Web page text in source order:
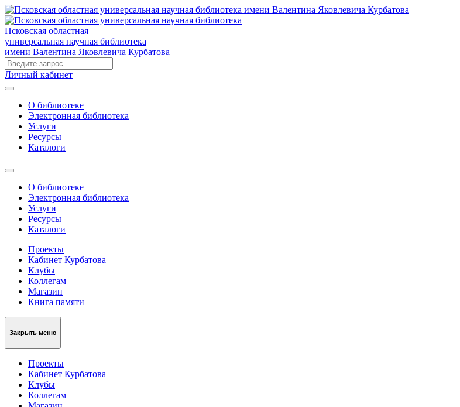
Псковская областная
универсальная научная библиотека
имени Валентина Яковлевича Курбатова
Личный кабинет
О библиотеке
Электронная библиотека
Услуги
Ресурсы
Каталоги
О библиотеке
Электронная библиотека
Услуги
Ресурсы
Каталоги
Проекты
Кабинет Курбатова
Клубы
Коллегам
Магазин
Книга памяти
Закрыть меню
Проекты
Кабинет Курбатова
Клубы
Коллегам